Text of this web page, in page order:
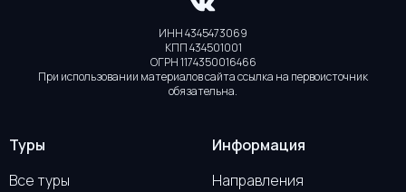
ИНН 4345473069
КПП 434501001
ОГРН 1174350016466
При использовании материалов сайта ссылка на первоисточник
обязательна.
Туры
Все туры
Информация
Направления